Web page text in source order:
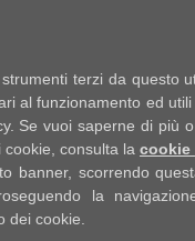
IMMOBILE
terzi da questo
al funzionamento ed
Se vuoi saperne di più
consulta la cookie
banner, scorrendo
la
dei cookie.